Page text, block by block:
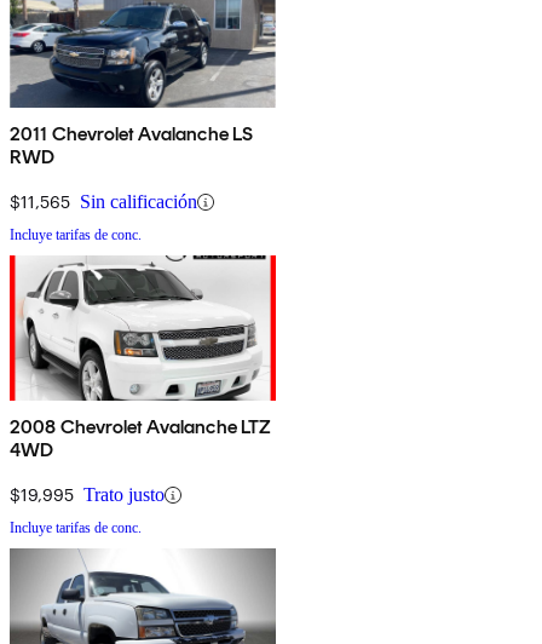
2011 Chevrolet Avalanche LS
RWD
$11,565 Sin calificación
Incluye tarifas de conc.
2008 Chevrolet Avalanche LTZ
4WD
$19,995 Trato justo
Incluye tarifas de conc.